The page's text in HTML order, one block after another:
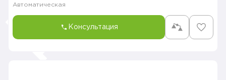
Автоматическая
Консультация